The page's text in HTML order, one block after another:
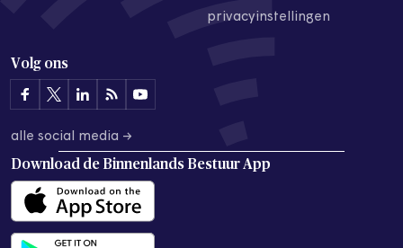
privacyinstellingen
Volg ons
alle social media →
Download de Binnenlands Bestuur App